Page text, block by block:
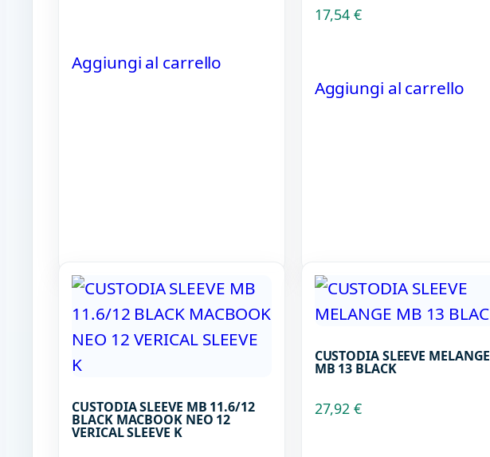
Aggiungi al carrello
17,54€
Aggiungi al carrello
CUSTODIA SLEEVE MB 11.6/12
BLACK MACBOOK NEO 12
VERICAL SLEEVE K
CUSTODIA SLEEVE MELANGE
MB 13 BLACK
27,92€